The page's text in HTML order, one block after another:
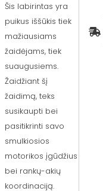
Šis labirintas yra
puikus iššūkis tiek
mažiausiams
žaidėjams, tiek
suaugusiems.
Žaidžiant šį
žaidimą, teks
susikaupti bei
pasitikrinti savo
smulkiosios
motorikos įgūdžius
bei rankų-akių
koordinaciją.